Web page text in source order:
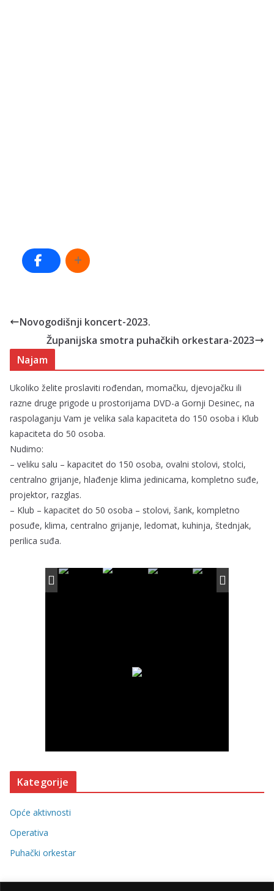
Novogodišnji koncert-2023.
Županijska smotra puhačkih orkestara-2023
Najam
Ukoliko želite proslaviti rođendan, momačku, djevojačku ili
razne druge prigode u prostorijama DVD-a Gornji Desinec, na
raspolaganju Vam je velika sala kapaciteta do 150 osoba i Klub
kapaciteta do 50 osoba.
Nudimo:
– veliku salu – kapacitet do 150 osoba, ovalni stolovi, stolci,
centralno grijanje, hlađenje klima jedinicama, kompletno suđe,
projektor, razglas.
– Klub – kapacitet do 50 osoba – stolovi, šank, kompletno
posuđe, klima, centralno grijanje, ledomat, kuhinja, štednjak,
perilica suđa.
Kategorije
Opće aktivnosti
Operativa
Puhački orkestar